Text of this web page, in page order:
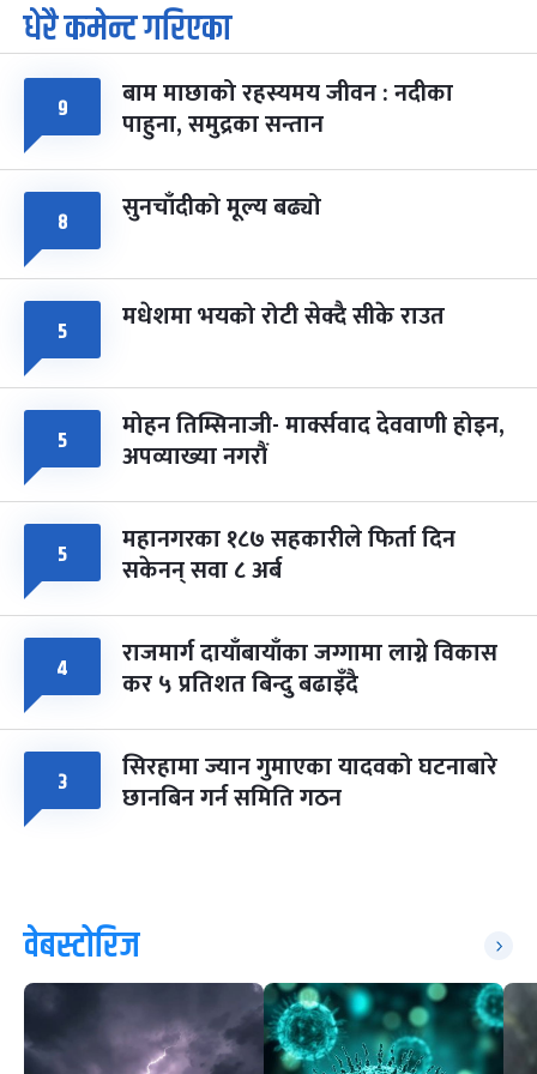
७
आइत
पूर्णिमा व्रत
चैत्र ७, २०८३-Mar 21, 2027
८
सोम
फागुपूर्णिमा
चैत्र ८, २०८३-Mar 22, 2027
७ महिना बाँकी
धेरै कमेन्ट गरिएका
९ बाम माछाको रहस्यमय जीवन : नदीका
पाहुना, समुद्रका सन्तान
८ सुनचाँदीको मूल्य बढ्यो
५ मधेशमा भयको रोटी सेक्दै सीके राउत
५ मोहन तिम्सिनाजी- मार्क्सवाद देववाणी होइन,
अपव्याख्या नगरौं
५ महानगरका १८७ सहकारीले फिर्ता दिन
सकेनन् सवा ८ अर्ब
४ राजमार्ग दायाँबायाँका जग्गामा लाग्ने विकास
कर ५ प्रतिशत बिन्दु बढाइँदै
३ सिरहामा ज्यान गुमाएका यादवको घटनाबारे
छानबिन गर्न समिति गठन
वेबस्टोरिज